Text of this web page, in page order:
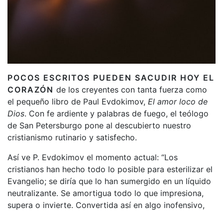
POCOS ESCRITOS PUEDEN SACUDIR HOY EL
CORAZÓN de los creyentes con tanta fuerza como
el pequeño libro de Paul Evdokimov, El amor loco de
Dios. Con fe ardiente y palabras de fuego, el teólogo
de San Petersburgo pone al descubierto nuestro
cristianismo rutinario y satisfecho.
Así ve P. Evdokimov el momento actual: “Los
cristianos han hecho todo lo posible para esterilizar el
Evangelio; se diría que lo han sumergido en un líquido
neutralizante. Se amortigua todo lo que impresiona,
supera o invierte. Convertida así en algo inofensivo,